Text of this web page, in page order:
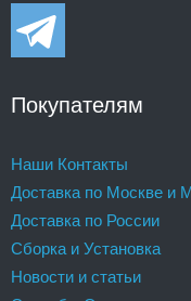
Покупателям
Наши Контакты
Доставка по Москве и
Доставка по России
Сборка и Установка
Новости и статьи